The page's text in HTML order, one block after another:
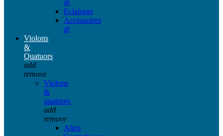
dj
Eclairage
Accessoires
dj
Violons
&
Quatuors
add
remove
Violons
&
quatuors
add
remove
Altos